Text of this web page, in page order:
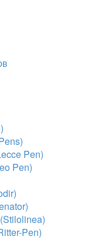
Pen)
Pen)
Pen)